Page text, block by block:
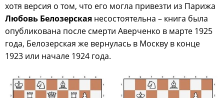
хотя версия о том, что его могла привезти из Парижа
Любовь Белозерская несостоятельна – книга была
опубликована после смерти Аверченко в марте 1925
года, Белозерская же вернулась в Москву в конце
1923 или начале 1924 года.